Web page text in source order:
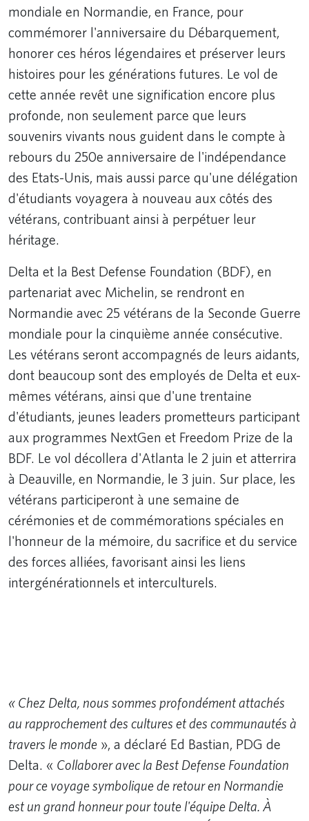
mondiale en Normandie, en France, pour
commémorer l'anniversaire du Débarquement,
honorer ces héros légendaires et préserver leurs
histoires pour les générations futures. Le vol de
cette année revêt une signification encore plus
profonde, non seulement parce que leurs
souvenirs vivants nous guident dans le compte à
rebours du 250e anniversaire de l'indépendance
des Etats-Unis, mais aussi parce qu'une délégation
d'étudiants voyagera à nouveau aux côtés des
vétérans, contribuant ainsi à perpétuer leur
héritage.
Delta et la Best Defense Foundation (BDF), en
partenariat avec Michelin, se rendront en
Normandie avec 25 vétérans de la Seconde Guerre
mondiale pour la cinquième année consécutive.
Les vétérans seront accompagnés de leurs aidants,
dont beaucoup sont des employés de Delta et eux-
mêmes vétérans, ainsi que d'une trentaine
d'étudiants, jeunes leaders prometteurs participant
aux programmes NextGen et Freedom Prize de la
BDF. Le vol décollera d'Atlanta le 2 juin et atterrira
à Deauville, en Normandie, le 3 juin. Sur place, les
vétérans participeront à une semaine de
cérémonies et de commémorations spéciales en
l'honneur de la mémoire, du sacrifice et du service
des forces alliées, favorisant ainsi les liens
intergénérationnels et interculturels.
Remote video URL
« Chez Delta, nous sommes profondément attachés
au rapprochement des cultures et des communautés à
travers le monde », a déclaré Ed Bastian, PDG de
Delta. « Collaborer avec la Best Defense Foundation
pour ce voyage symbolique de retour en Normandie
est un grand honneur pour toute l'équipe Delta. À